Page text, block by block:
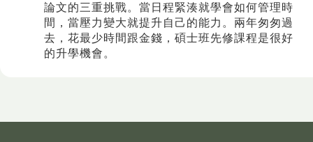
論文的三重挑戰。當日程緊湊就學會如何管理時
間，當壓力變大就提升自己的能力。兩年匆匆過
去，花最少時間跟金錢，碩士班先修課程是很好
的升學機會。​